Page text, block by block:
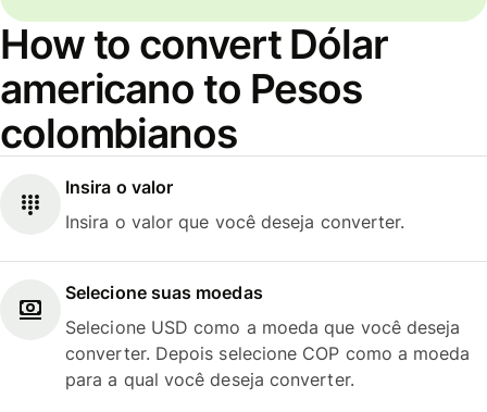
How to convert Dólar
americano to Pesos
colombianos
Insira o valor
Insira o valor que você deseja converter.
Selecione suas moedas
Selecione USD como a moeda que você deseja
converter. Depois selecione COP como a moeda
para a qual você deseja converter.